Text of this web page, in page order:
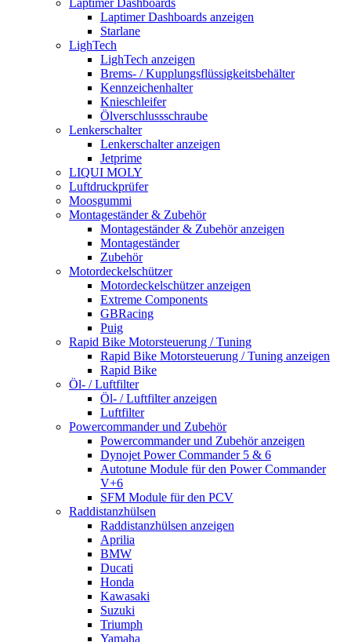
Laptimer Dashboards
Laptimer Dashboards anzeigen
Starlane
LighTech
LighTech anzeigen
Brems- / Kupplungsflüssigkeitsbehälter
Kennzeichenhalter
Knieschleifer
Ölverschlussschraube
Lenkerschalter
Lenkerschalter anzeigen
Jetprime
LIQUI MOLY
Luftdruckprüfer
Moosgummi
Montageständer & Zubehör
Montageständer & Zubehör anzeigen
Montageständer
Zubehör
Motordeckelschützer
Motordeckelschützer anzeigen
Extreme Components
GBRacing
Puig
Rapid Bike Motorsteuerung / Tuning
Rapid Bike Motorsteuerung / Tuning anzeigen
Rapid Bike
Öl- / Luftfilter
Öl- / Luftfilter anzeigen
Luftfilter
Powercommander und Zubehör
Powercommander und Zubehör anzeigen
Dynojet Power Commander 5 & 6
Autotune Module für den Power Commander
V+6
SFM Module für den PCV
Raddistanzhülsen
Raddistanzhülsen anzeigen
Aprilia
BMW
Ducati
Honda
Kawasaki
Suzuki
Triumph
Yamaha